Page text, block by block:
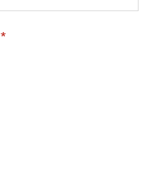
(obligatoire)
*